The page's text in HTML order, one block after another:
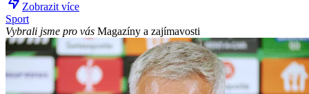
Zobrazit více
Sport
Vybrali jsme pro vás Magazíny a zajímavosti